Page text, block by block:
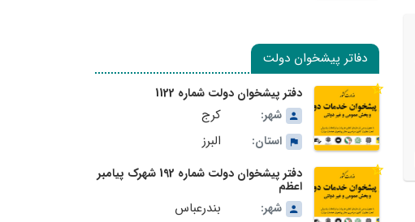
دفاتر پیشخوان دولت
دفتر پیشخوان دولت شماره 1122
شهر:
کرج
استان: البرز
دفتر پیشخوان دولت شماره 192 شهرک پیامبر
اعظم
شهر:
بندرعباس